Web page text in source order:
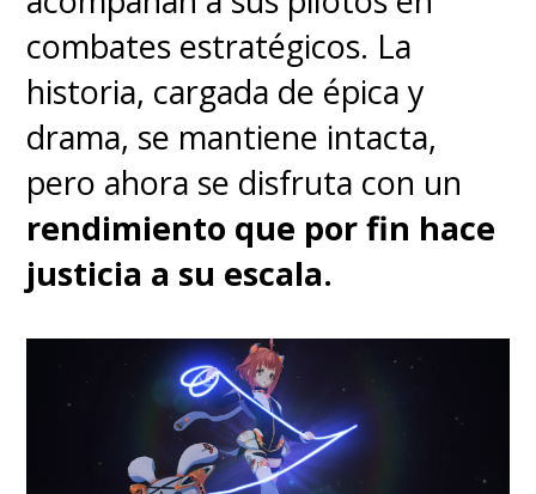
Groove es un regreso que
cumple con lo que promete:
diversión rítmica, simple y
familiar. Es perfecto para
quienes quieren un juego ligero
para pasar el rato, pero no
mucho más. El videojuego
lanza este 2 de julio en la
tienda digital de Nintendo y
tiene un precio de $41.990.
combates estratégicos. La
historia, cargada de épica y
drama, se mantiene intacta,
pero ahora se disfruta con un
rendimiento que por fin hace
justicia a su escala.